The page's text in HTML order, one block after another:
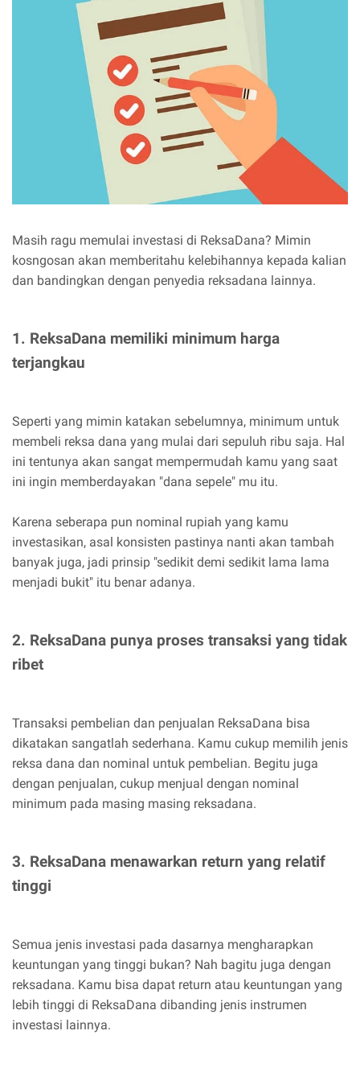
Masih ragu memulai investasi di ReksaDana? Mimin
kosngosan akan memberitahu kelebihannya kepada kalian
dan bandingkan dengan penyedia reksadana lainnya.
1. ReksaDana memiliki minimum harga
terjangkau
Seperti yang mimin katakan sebelumnya, minimum untuk
membeli reksa dana yang mulai dari sepuluh ribu saja. Hal
ini tentunya akan sangat mempermudah kamu yang saat
ini ingin memberdayakan "dana sepele" mu itu.
Karena seberapa pun nominal rupiah yang kamu
investasikan, asal konsisten pastinya nanti akan tambah
banyak juga, jadi prinsip "sedikit demi sedikit lama lama
menjadi bukit" itu benar adanya.
2. ReksaDana punya proses transaksi yang tidak
ribet
Transaksi pembelian dan penjualan ReksaDana bisa
dikatakan sangatlah sederhana. Kamu cukup memilih jenis
reksa dana dan nominal untuk pembelian. Begitu juga
dengan penjualan, cukup menjual dengan nominal
minimum pada masing masing reksadana.
3. ReksaDana menawarkan return yang relatif
tinggi
Semua jenis investasi pada dasarnya mengharapkan
keuntungan yang tinggi bukan? Nah bagitu juga dengan
reksadana. Kamu bisa dapat return atau keuntungan yang
lebih tinggi di ReksaDana dibanding jenis instrumen
investasi lainnya.